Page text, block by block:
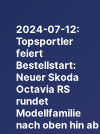
2024-07-12:
Topsportler
feiert
Bestellstart:
Neuer Skoda
Octavia RS
rundet
Modellfamilie
nach oben hin ab